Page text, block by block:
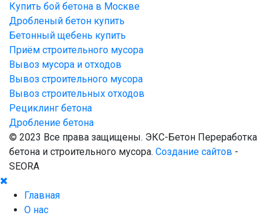
Купить бой бетона в Москве
Дробленый бетон купить
Бетонный щебень купить
Приём строительного мусора
Вывоз мусора и отходов
Вывоз строительного мусора
Вывоз строительных отходов
Рециклинг бетона
Дробление бетона
© 2023 Все права защищены. ЭКС-Бетон Переработка
бетона и строительного мусора. Создание сайтов -
SEORA
Главная
О нас